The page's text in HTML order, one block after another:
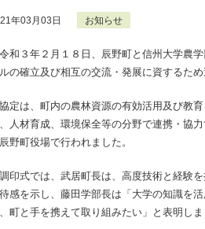
年03月03日 お知らせ
和３年２月１８日、辰野町と信州大学農
の確立及び相互の交流・発展に資するため
定は、町内の農林資源の有効活用及び教
人材育成、環境保全等の分野で連携・協
野町役場で行われました。
印式では、武居町長は、高度技術と経験を
感を示し、藤田学部長は「大学の知識を
町と手を携えて取り組みたい」と表明しま